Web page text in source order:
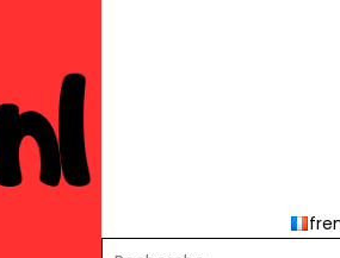
Recherche